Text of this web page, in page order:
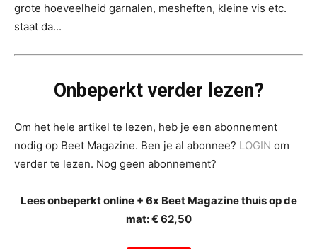
grote hoeveelheid garnalen, mesheften, kleine vis etc.
staat da...
Onbeperkt verder lezen?
Om het hele artikel te lezen, heb je een abonnement
nodig op Beet Magazine. Ben je al abonnee? LOGIN om
verder te lezen. Nog geen abonnement?
Lees onbeperkt online + 6x Beet Magazine thuis op de
mat: € 62,50